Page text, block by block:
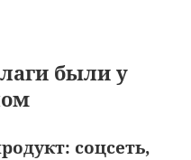
были у
соцсеть,